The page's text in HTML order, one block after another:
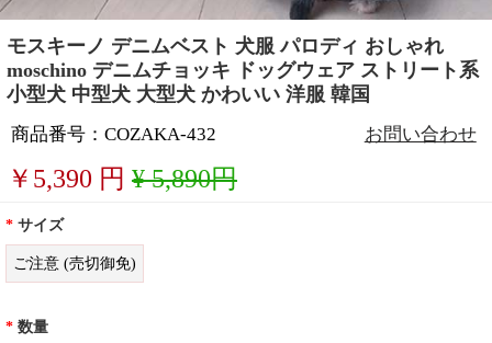
モスキーノ デニムベスト 犬服 パロディ おしゃれ
moschino デニムチョッキ ドッグウェア ストリート系
小型犬 中型犬 大型犬 かわいい 洋服 韓国
商品番号：COZAKA-432 お問い合わせ
￥ 5,390 円 ¥ 5,890円
* サイズ
ご注意 (売切御免)
* 数量